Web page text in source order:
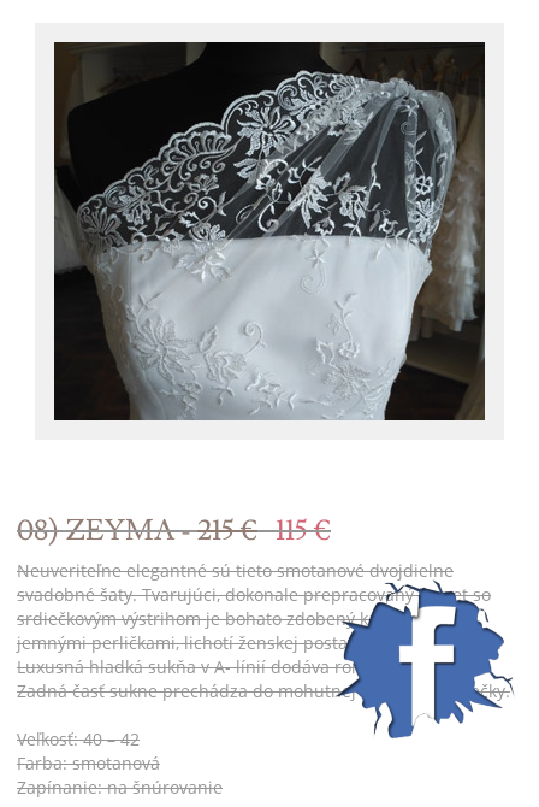
08) ZEYMA -215 € 115 €
Neuveriteľne elegantné sú tieto smotanové dvojdielne
svadobné šaty. Tvarujúci, dokonale prepracovaný korzet so
srdiečkovým výstrihom je bohato zdobený kamienkami a
jemnými perličkami, lichotí ženskej postave a zoštíhľuje pás.
Luxusná hladká sukňa v A- línií dodáva romantický vzhľad.
Zadná časť sukne prechádza do mohutnej nazberanej vlečky.
Veľkosť: 40 – 42
Farba: smotanová
Zapínanie: na šnúrovanie